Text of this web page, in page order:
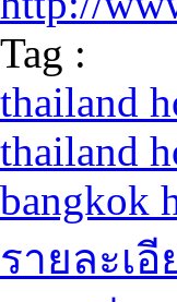
Tag :
thailand
thailand
bangkok
รายละเอี